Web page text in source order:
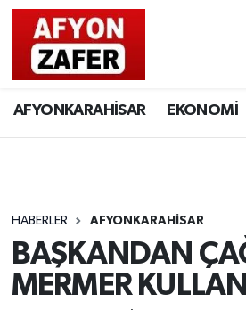
AFYONKARAHİSAR EKONOMİ
HABERLER AFYONKARAHİSAR
BAŞKANDAN
MERMER